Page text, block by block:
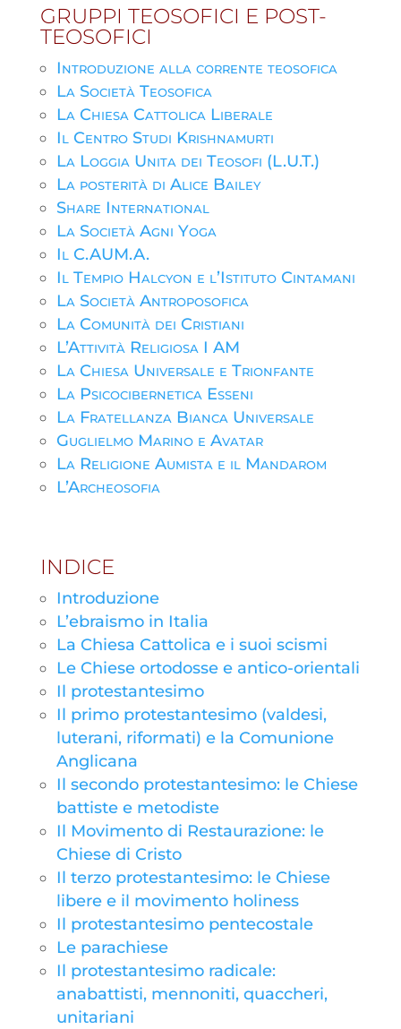
GRUPPI TEOSOFICI E POST-
TEOSOFICI
Introduzione alla corrente teosofica
La Società Teosofica
La Chiesa Cattolica Liberale
Il Centro Studi Krishnamurti
La Loggia Unita dei Teosofi (L.U.T.)
La posterità di Alice Bailey
Share International
La Società Agni Yoga
Il C.AUM.A.
Il Tempio Halcyon e l’Istituto Cintamani
La Società Antroposofica
La Comunità dei Cristiani
L’Attività Religiosa I AM
La Chiesa Universale e Trionfante
La Psicocibernetica Esseni
La Fratellanza Bianca Universale
Guglielmo Marino e Avatar
La Religione Aumista e il Mandarom
L’Archeosofia
INDICE
Introduzione
L’ebraismo in Italia
La Chiesa Cattolica e i suoi scismi
Le Chiese ortodosse e antico-orientali
Il protestantesimo
Il primo protestantesimo (valdesi,
luterani, riformati) e la Comunione
Anglicana
Il secondo protestantesimo: le Chiese
battiste e metodiste
Il Movimento di Restaurazione: le
Chiese di Cristo
Il terzo protestantesimo: le Chiese
libere e il movimento holiness
Il protestantesimo pentecostale
Le parachiese
Il protestantesimo radicale:
anabattisti, mennoniti, quaccheri,
unitariani